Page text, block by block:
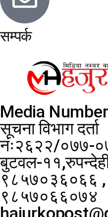
सम्पर्क
Media
सूचना विभाग दर्ता
नंः२६२२/०७७-
बुटवल-
९८५७०३६०६६
९८५७०६६०७४